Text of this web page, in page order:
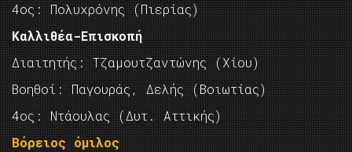
4ος: Πολυχρόνης (Πιερίας)
Καλλιθέα-Επισκοπή
Διαιτητής: Τζαμουτζαντώνης (Χίου)
Βοηθοί: Παγουράς, Δελής (Βοιωτίας)
4ος: Ντάουλας (Δυτ. Αττικής)
Βόρειος όμιλος